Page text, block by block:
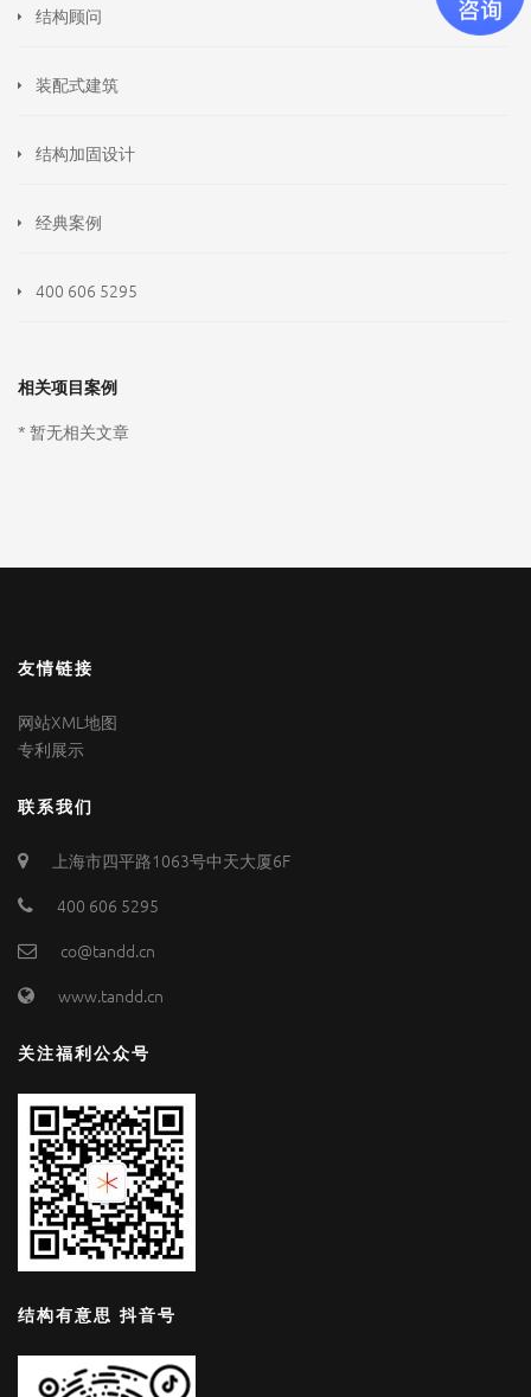
结构顾问
装配式建筑
结构加固设计
经典案例
400 606 5295
相关项目案例
* 暂无相关文章
友情链接
网站XML地图
专利展示
联系我们
上海市四平路1063号中天大厦6F
400 606 5295
co@tandd.cn
www.tandd.cn
关注福利公众号
结构有意思 抖音号